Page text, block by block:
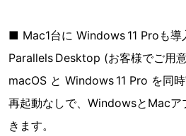
■ Mac1台に Windows 11 Proも導
Parallels Desktop (お客様でご用
macOS と Windows 11 Pro を同時
再起動なしで、WindowsとMacア
きます。